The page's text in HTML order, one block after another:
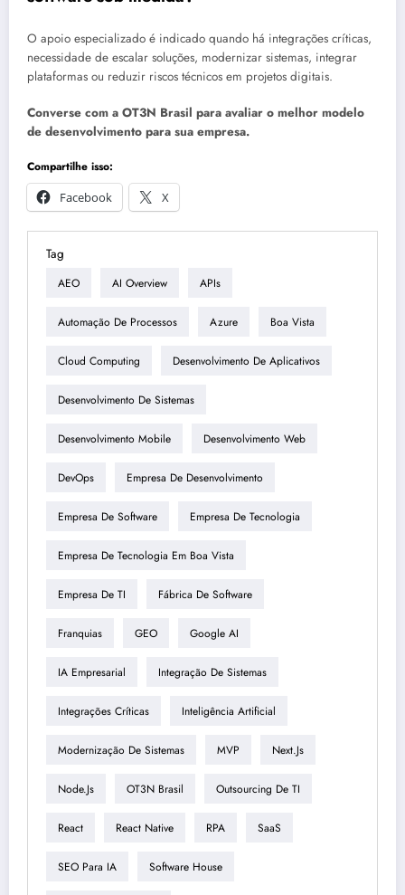
O apoio especializado é indicado quando há integrações críticas,
necessidade de escalar soluções, modernizar sistemas, integrar
plataformas ou reduzir riscos técnicos em projetos digitais.
Converse com a OT3N Brasil para avaliar o melhor modelo
de desenvolvimento para sua empresa.
Compartilhe isso:
Facebook
X
Tag
AEO AI Overview APIs
Automação De Processos Azure Boa Vista
Cloud Computing Desenvolvimento De Aplicativos
Desenvolvimento De Sistemas
Desenvolvimento Mobile Desenvolvimento Web
DevOps Empresa De Desenvolvimento
Empresa De Software Empresa De Tecnologia
Empresa De Tecnologia Em Boa Vista
Empresa De TI Fábrica De Software
Franquias GEO Google AI
IA Empresarial Integração De Sistemas
Integrações Críticas Inteligência Artificial
Modernização De Sistemas MVP Next.js
Node.js OT3N Brasil Outsourcing De TI
React React Native RPA SaaS
SEO Para IA Software House